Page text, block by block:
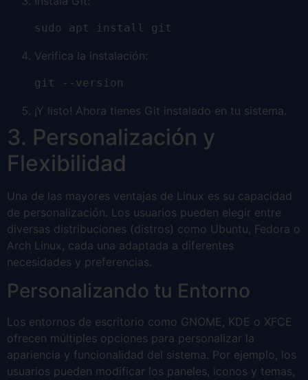
sudo apt install git
Verifica la instalación:
git --version
¡Y listo! Ahora tienes Git instalado en tu sistema.
3. Personalización y
Flexibilidad
Una de las mayores ventajas de Linux es su capacidad
de personalización. Los usuarios pueden elegir entre
diversas distribuciones (distros) como Ubuntu, Fedora o
Arch Linux, cada una adaptada a diferentes
necesidades y preferencias.
Personalizando tu Entorno
Los entornos de escritorio como GNOME, KDE o XFCE
ofrecen múltiples opciones para personalizar la
apariencia y funcionalidad del sistema. Por ejemplo, los
usuarios pueden modificar los paneles, iconos y temas,